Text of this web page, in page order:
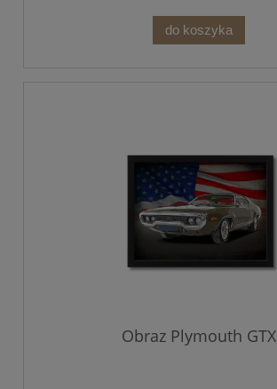
do koszyka
Obraz Plymouth GTX